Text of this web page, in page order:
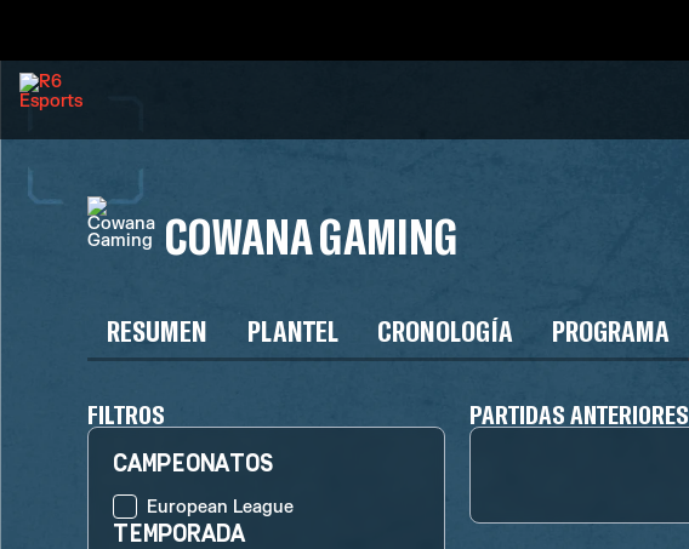
COWANA GAMING
RESUMEN PLANTEL CRONOLOGÍA PROGRAMA
FILTROS
CAMPEONATOS
European League
TEMPORADA
PARTIDAS ANTERIORES